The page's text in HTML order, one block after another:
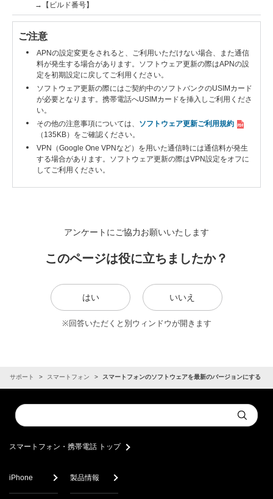
→【ビルド番号】
ご注意
APNの設定変更をされると、ご利用いただけない場合、また通信
料が発生する場合があります。ソフトウェア更新の際はAPNの設
定を初期設定に戻してご利用ください。
ソフトウェア更新の際にはご契約中のソフトバンクのUSIMカード
が必要となります。携帯電話へUSIMカードを挿入しご利用くださ
い。
その他の注意事項については、 ソフトウェア更新ご利用規約
（135KB） をご確認ください。
VPN（Google One VPNなど）を用いた通信時には通信料が発生
する場合があります。ソフトウェア更新の際はVPN設定をオフに
してご利用ください。
アンケートにご協力お願いいたします
このページは役に立ちましたか？
はい いいえ
※回答いただくと別ウィンドウが開きます
サポート スマートフォン スマートフォンのソフトウェアを最新のバージョンにする
Conduct
a
Submit
スマートフォン・携帯電話 トップ
iPhone 製品情報